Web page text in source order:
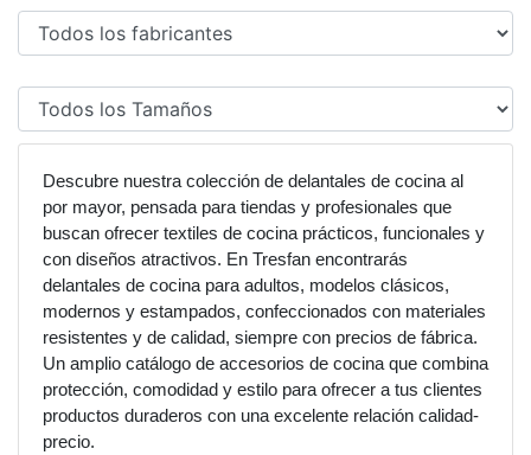
Descubre nuestra colección de delantales de cocina al
por mayor, pensada para tiendas y profesionales que
buscan ofrecer textiles de cocina prácticos, funcionales y
con diseños atractivos. En Tresfan encontrarás
delantales de cocina para adultos, modelos clásicos,
modernos y estampados, confeccionados con materiales
resistentes y de calidad, siempre con precios de fábrica.
Un amplio catálogo de accesorios de cocina que combina
protección, comodidad y estilo para ofrecer a tus clientes
productos duraderos con una excelente relación calidad-
precio.